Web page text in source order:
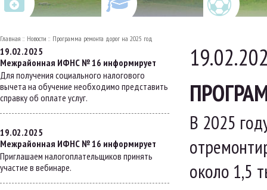
Главная Новости Программа ремонта дорог на 2025 год
19.02.2025
Межрайонная ИФНС № 16 информирует
Для получения социального налогового
вычета на обучение необходимо представить
справку об оплате услуг.
19.02.2025
Межрайонная ИФНС № 16 информирует
Приглашаем налогоплательщиков принять
участие в вебинаре.
В 2025
около 1,5